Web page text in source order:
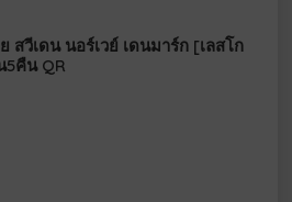
สวีเดน นอร์เวย์ เดนมาร์ก [เลสโก
คืน QR